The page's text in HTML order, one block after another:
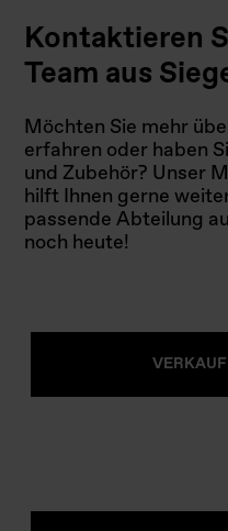
Kontaktieren
Team aus
Möchten Sie mehr
erfahren oder haben
und Zubehör? Unser
hilft Ihnen gerne
passende Abteilung
noch heute!
VERKAUF